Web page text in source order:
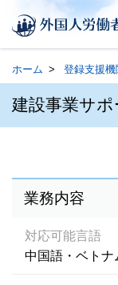
ホーム 登録支援機
建設事業サ
業務内容
対応可能言語
中国語・ベト